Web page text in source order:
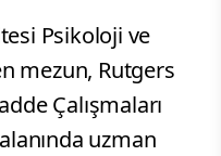
Psikoloji ve
mezun, Rutgers
Çalışmaları
uzman